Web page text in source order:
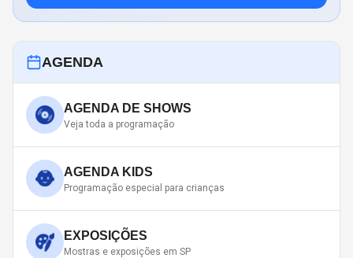
AGENDA
AGENDA DE SHOWS
Veja toda a programação
AGENDA KIDS
Programação especial para crianças
EXPOSIÇÕES
Mostras e exposições em SP